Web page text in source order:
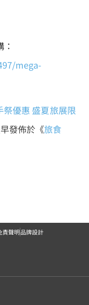
mega-
優惠 盛夏旅展限
發佈於《旅食
責聲明品牌設計